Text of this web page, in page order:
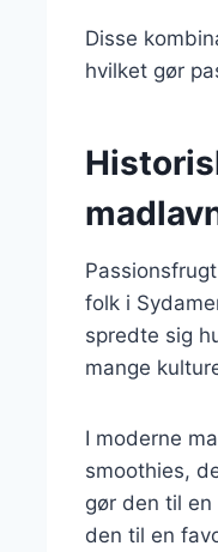
Disse
hvilket gør
folk i
spredte sig
mange
I moderne
smoothies,
gør den til
den til en